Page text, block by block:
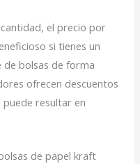
el precio por
si tienes un
de bolsas de forma
ofrecen descuentos
resultar en
de papel kraft